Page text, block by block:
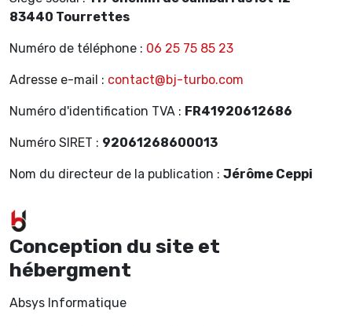
83440 Tourrettes
Numéro de téléphone : 06 25 75 85 23
Adresse e-mail : contact@bj-turbo.com
Numéro d'identification TVA : FR41920612686
Numéro SIRET : 92061268600013
Nom du directeur de la publication : Jérôme Ceppi
Conception du site et
hébergment
Absys Informatique